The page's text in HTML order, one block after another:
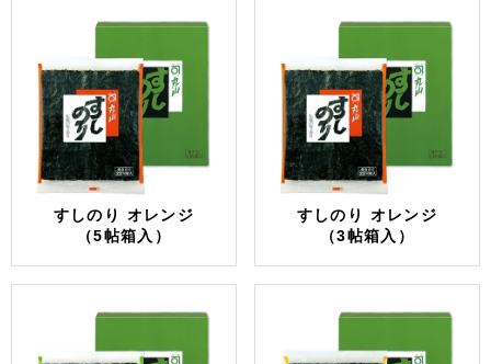
すしのり オレンジ
（5帖箱入）
すしのり オレンジ
（3帖箱入）